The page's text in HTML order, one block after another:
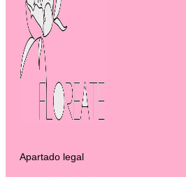
Apartado legal